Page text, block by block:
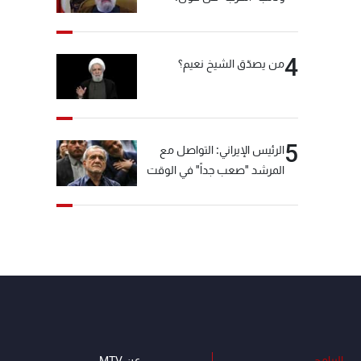
4من يصدّق الشيخ نعيم؟
5الرئيس الإيراني: التواصل مع
المرشد "صعب جداً" في الوقت